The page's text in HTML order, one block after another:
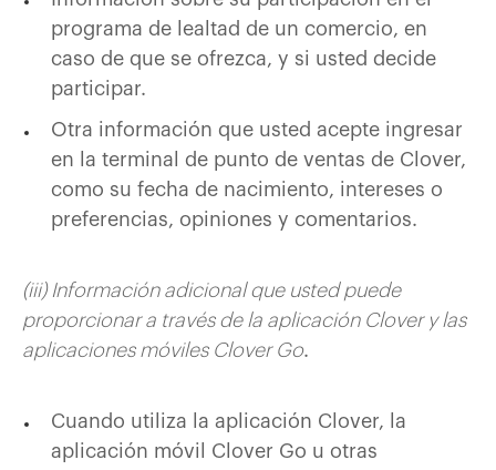
programa de lealtad de un comercio, en
caso de que se ofrezca, y si usted decide
participar.
Otra información que usted acepte ingresar
en la terminal de punto de ventas de Clover,
como su fecha de nacimiento, intereses o
preferencias, opiniones y comentarios.
(iii) Información adicional que usted puede
proporcionar a través de la aplicación Clover y las
aplicaciones móviles Clover Go.
Cuando utiliza la aplicación Clover, la
aplicación móvil Clover Go u otras